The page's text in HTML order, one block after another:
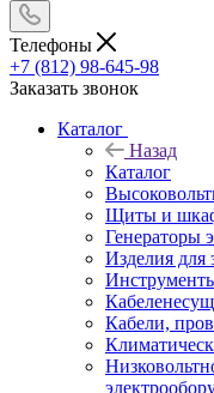
Телефоны
+7 (812) 98-645-98
Заказать звонок
Каталог
Назад
Каталог
Щиты и
Генераторы
Изделия для
Кабели,